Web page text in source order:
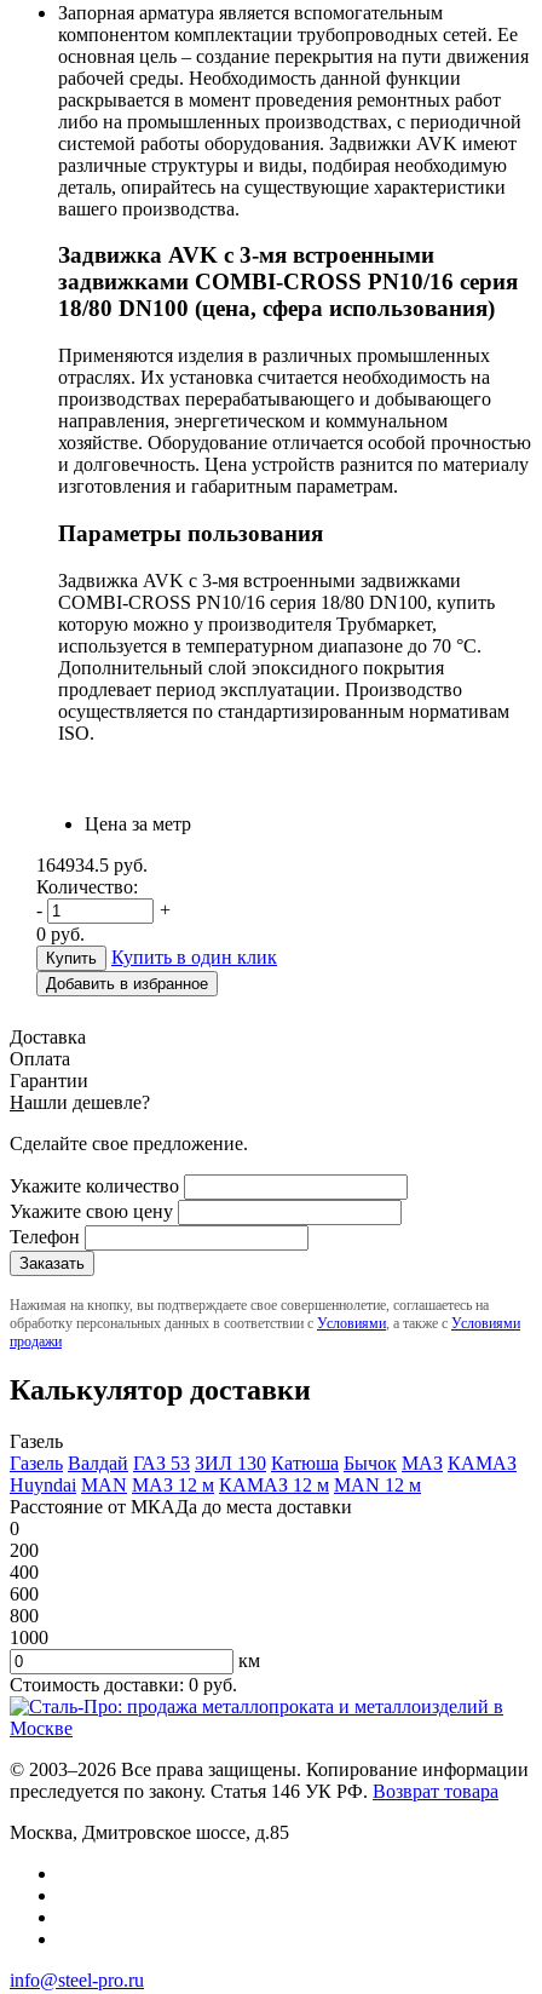
Запорная арматура является вспомогательным
компонентом комплектации трубопроводных сетей. Ее
основная цель – создание перекрытия на пути движения
рабочей среды. Необходимость данной функции
раскрывается в момент проведения ремонтных работ
либо на промышленных производствах, с периодичной
системой работы оборудования. Задвижки AVK имеют
различные структуры и виды, подбирая необходимую
деталь, опирайтесь на существующие характеристики
вашего производства.
Задвижка AVK с 3-мя встроенными
задвижками COMBI-CROSS PN10/16 серия
18/80 DN100 (цена, сфера использования)
Применяются изделия в различных промышленных
отраслях. Их установка считается необходимость на
производствах перерабатывающего и добывающего
направления, энергетическом и коммунальном
хозяйстве. Оборудование отличается особой прочностью
и долговечность. Цена устройств разнится по материалу
изготовления и габаритным параметрам.
Параметры пользования
Задвижка AVK с 3-мя встроенными задвижками
COMBI-CROSS PN10/16 серия 18/80 DN100, купить
которую можно у производителя Трубмаркет,
используется в температурном диапазоне до 70 °С.
Дополнительный слой эпоксидного покрытия
продлевает период эксплуатации. Производство
осуществляется по стандартизированным нормативам
ISO.
Цена за метр
164934.5 руб.
Количество:
-
+
0 руб.
Купить в один клик
Добавить в избранное
Доставка
Оплата
Гарантии
Нашли дешевле?
Сделайте свое предложение.
Укажите количество
Укажите свою цену
Телефон
Нажимая на кнопку, вы подтверждаете свое совершеннолетие, соглашаетесь на
обработку персональных данных в соответствии с Условиями , а также с Условиями
продажи
Калькулятор доставки
Газель
Газель Валдай ГАЗ 53 ЗИЛ 130 Катюша Бычок МАЗ КАМАЗ
Huyndai MAN МАЗ 12 м КАМАЗ 12 м MAN 12 м
Расстояние от МКАДа до места доставки
0
200
400
600
800
1000
км
Стоимость доставки: 0 руб.
© 2003–2026 Все права защищены. Копирование информации
преследуется по закону. Статья 146 УК РФ. Возврат товара
Москва, Дмитровское шоссе, д.85
info@steel-pro.ru